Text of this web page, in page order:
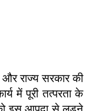
और राज्य सरकार की
में पूरी तत्परता के